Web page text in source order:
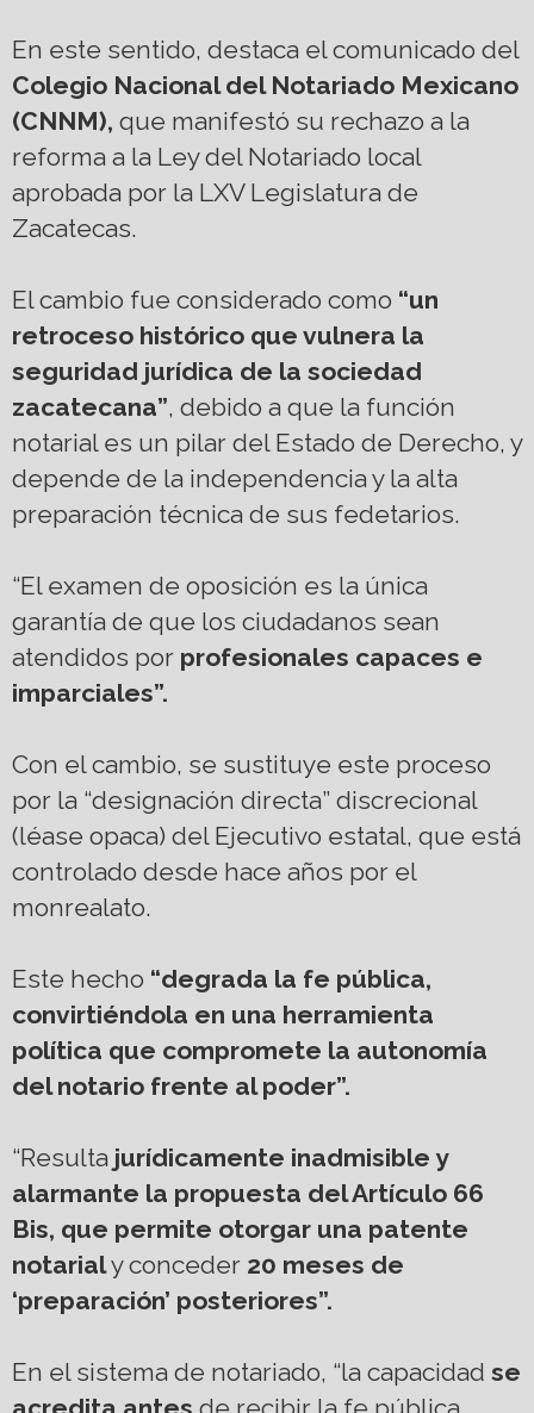
En este sentido, destaca el comunicado del
Colegio Nacional del Notariado Mexicano
(CNNM), que manifestó su rechazo a la
reforma a la Ley del Notariado local
aprobada por la LXV Legislatura de
Zacatecas.
El cambio fue considerado como “un
retroceso histórico que vulnera la
seguridad jurídica de la sociedad
zacatecana”, debido a que la función
notarial es un pilar del Estado de Derecho, y
depende de la independencia y la alta
preparación técnica de sus fedetarios.
“El examen de oposición es la única
garantía de que los ciudadanos sean
atendidos por profesionales capaces e
imparciales”.
Con el cambio, se sustituye este proceso
por la “designación directa” discrecional
(léase opaca) del Ejecutivo estatal, que está
controlado desde hace años por el
monrealato.
Este hecho “degrada la fe pública,
convirtiéndola en una herramienta
política que compromete la autonomía
del notario frente al poder”.
“Resulta jurídicamente inadmisible y
alarmante la propuesta del Artículo 66
Bis, que permite otorgar una patente
notarialy conceder 20 meses de
‘preparación’ posteriores”.
En el sistema de notariado, “la capacidad se